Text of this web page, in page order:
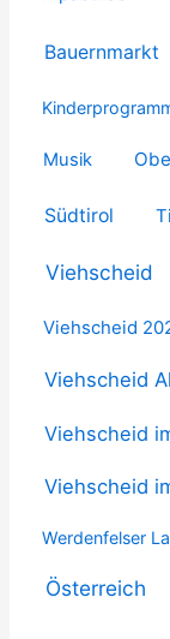
Bauernmarkt
Musik
Südtirol
Viehscheid
Viehscheid
Viehscheid
Viehscheid
Viehscheid
Werdenfelser
Österreich